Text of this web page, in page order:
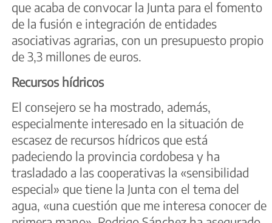
que acaba de convocar la Junta para el fomento
de la fusión e integración de entidades
asociativas agrarias, con un presupuesto propio
de 3,3 millones de euros.
Recursos hídricos
El consejero se ha mostrado, además,
especialmente interesado en la situación de
escasez de recursos hídricos que está
padeciendo la provincia cordobesa y ha
trasladado a las cooperativas la «sensibilidad
especial» que tiene la Junta con el tema del
agua, «una cuestión que me interesa conocer de